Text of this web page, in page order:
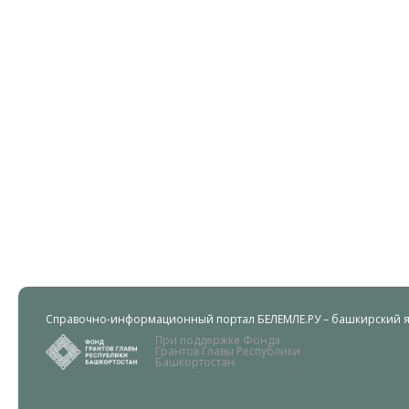
Справочно-информационный портал БЕЛЕМЛЕ.РУ – башкирский
При поддержке Фонда
Грантов Главы Республики
Башкортостан.